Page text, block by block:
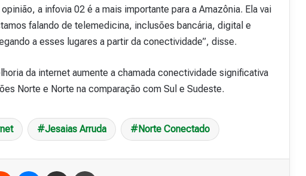
a infovia 02 é a mais importante para a Amazônia. Ela vai
falando de telemedicina, inclusões bancária, digital e
a esses lugares a partir da conectividade”, disse.
da internet aumente a chamada conectividade significativa
Norte e Norte na comparação com Sul e Sudeste.
Jesaias Arruda Norte Conectado
Reddit Messenger
Compartilhar via e-mail